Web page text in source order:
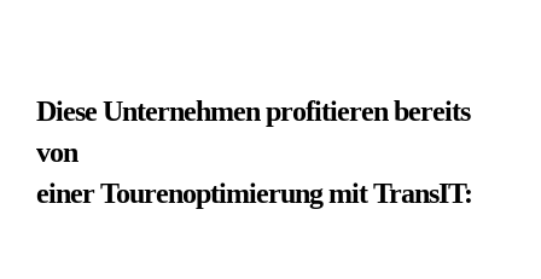
Diese Unternehmen profitieren bereits
von
einer Tourenoptimierung mit TransIT: